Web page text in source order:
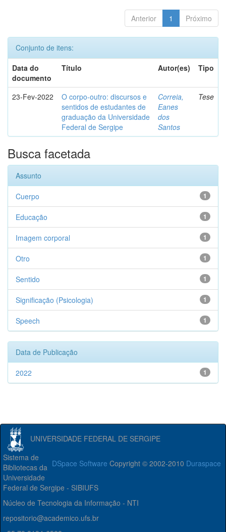
Anterior 1 Próximo
Conjunto de itens:
Data do
documento
Título Autor(es) Tipo
23-Fev-2022
O corpo-outro: discursos e
sentidos de estudantes de
graduação da Universidade
Federal de Sergipe
Correia,
Eanes
dos
Santos
Tese
Busca facetada
Assunto
1
Cuerpo
1
Educação
1
Imagem corporal
1
Otro
1
Sentido
1
Significação (Psicologia)
1
Speech
Data de Publicação
1
2022
UNIVERSIDADE FEDERAL DE SERGIPE
DSpace Software Copyright © 2002-2010 Duraspace
Sistema de
Bibliotecas da
Universidade
Federal de Sergipe - SIBIUFS
Núcleo de Tecnologia da Informação - NTI
repositorio@academico.ufs.br